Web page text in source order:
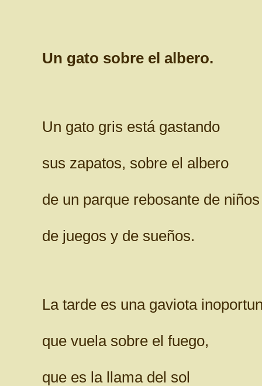
Un gato sobre el albero.
Un gato gris está gastando
sus zapatos, sobre el albero
de un parque rebosante de niños
de juegos y de sueños.
La tarde es una gaviota
que vuela sobre el fuego,
que es la llama del sol